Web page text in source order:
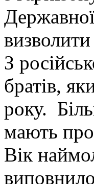
З
братів,
року.
мають
Вік